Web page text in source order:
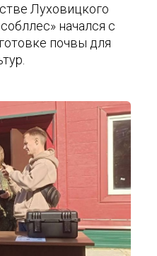
Луховицкого
начался с
почвы для